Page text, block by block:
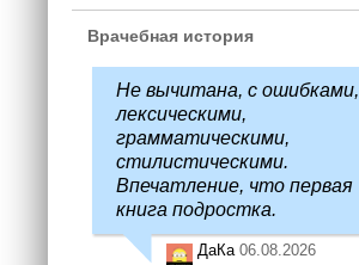
Врачебная история
Не вычитана, с ошибками,
лексическими,
грамматическими,
стилистическими.
Впечатление, что первая
книга подростка.
ДаКа 06.08.2026